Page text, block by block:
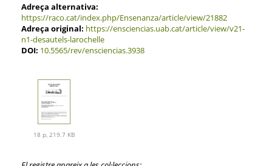
Adreça alternativa:
https://raco.cat/index.php/Ensenanza/article/view/21882
Adreça original: https://ensciencias.uab.cat/article/view/v21-
n1-desautels-larochelle
DOI: 10.5565/rev/ensciencias.3938
18 p, 219.7 KB